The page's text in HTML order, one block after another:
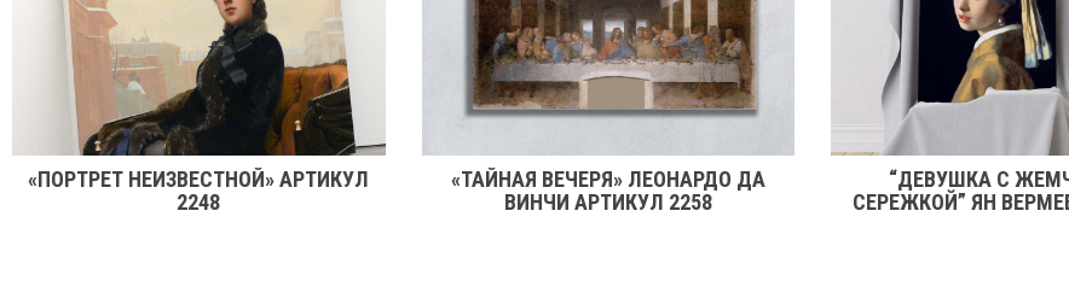
«ПОРТРЕТ НЕИЗВЕСТНОЙ» АРТИКУЛ
2248
«ТАЙНАЯ ВЕЧЕРЯ» ЛЕОНАРДО ДА
ВИНЧИ АРТИКУЛ 2258
“ДЕВУШКА С
СЕРЕЖКОЙ” ЯН